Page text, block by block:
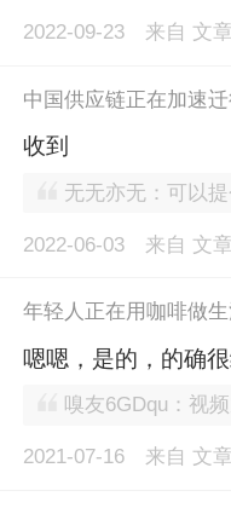
2022-09-23 来自 文章
中国供应链正在加速迁
收到
无无亦无：可以提个
2022-06-03 来自 文章
年轻人正在用咖啡做
嗯嗯，是的，的确
嗅友6GDqu：视频九
2021-07-16 来自 文章